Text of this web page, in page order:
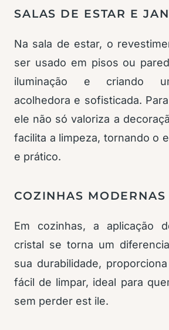
SALAS DE ESTAR E
Na sala de estar, o
ser usado em pisos ou
iluminação e criando
acolhedora e sofisticada.
ele não só valoriza a
facilita a limpeza, tornando o
e prático.
COZINHAS MODERNAS
Em cozinhas, a aplicação
cristal se torna um
sua durabilidade,
fácil de limpar, ideal para
sem perder est ile.